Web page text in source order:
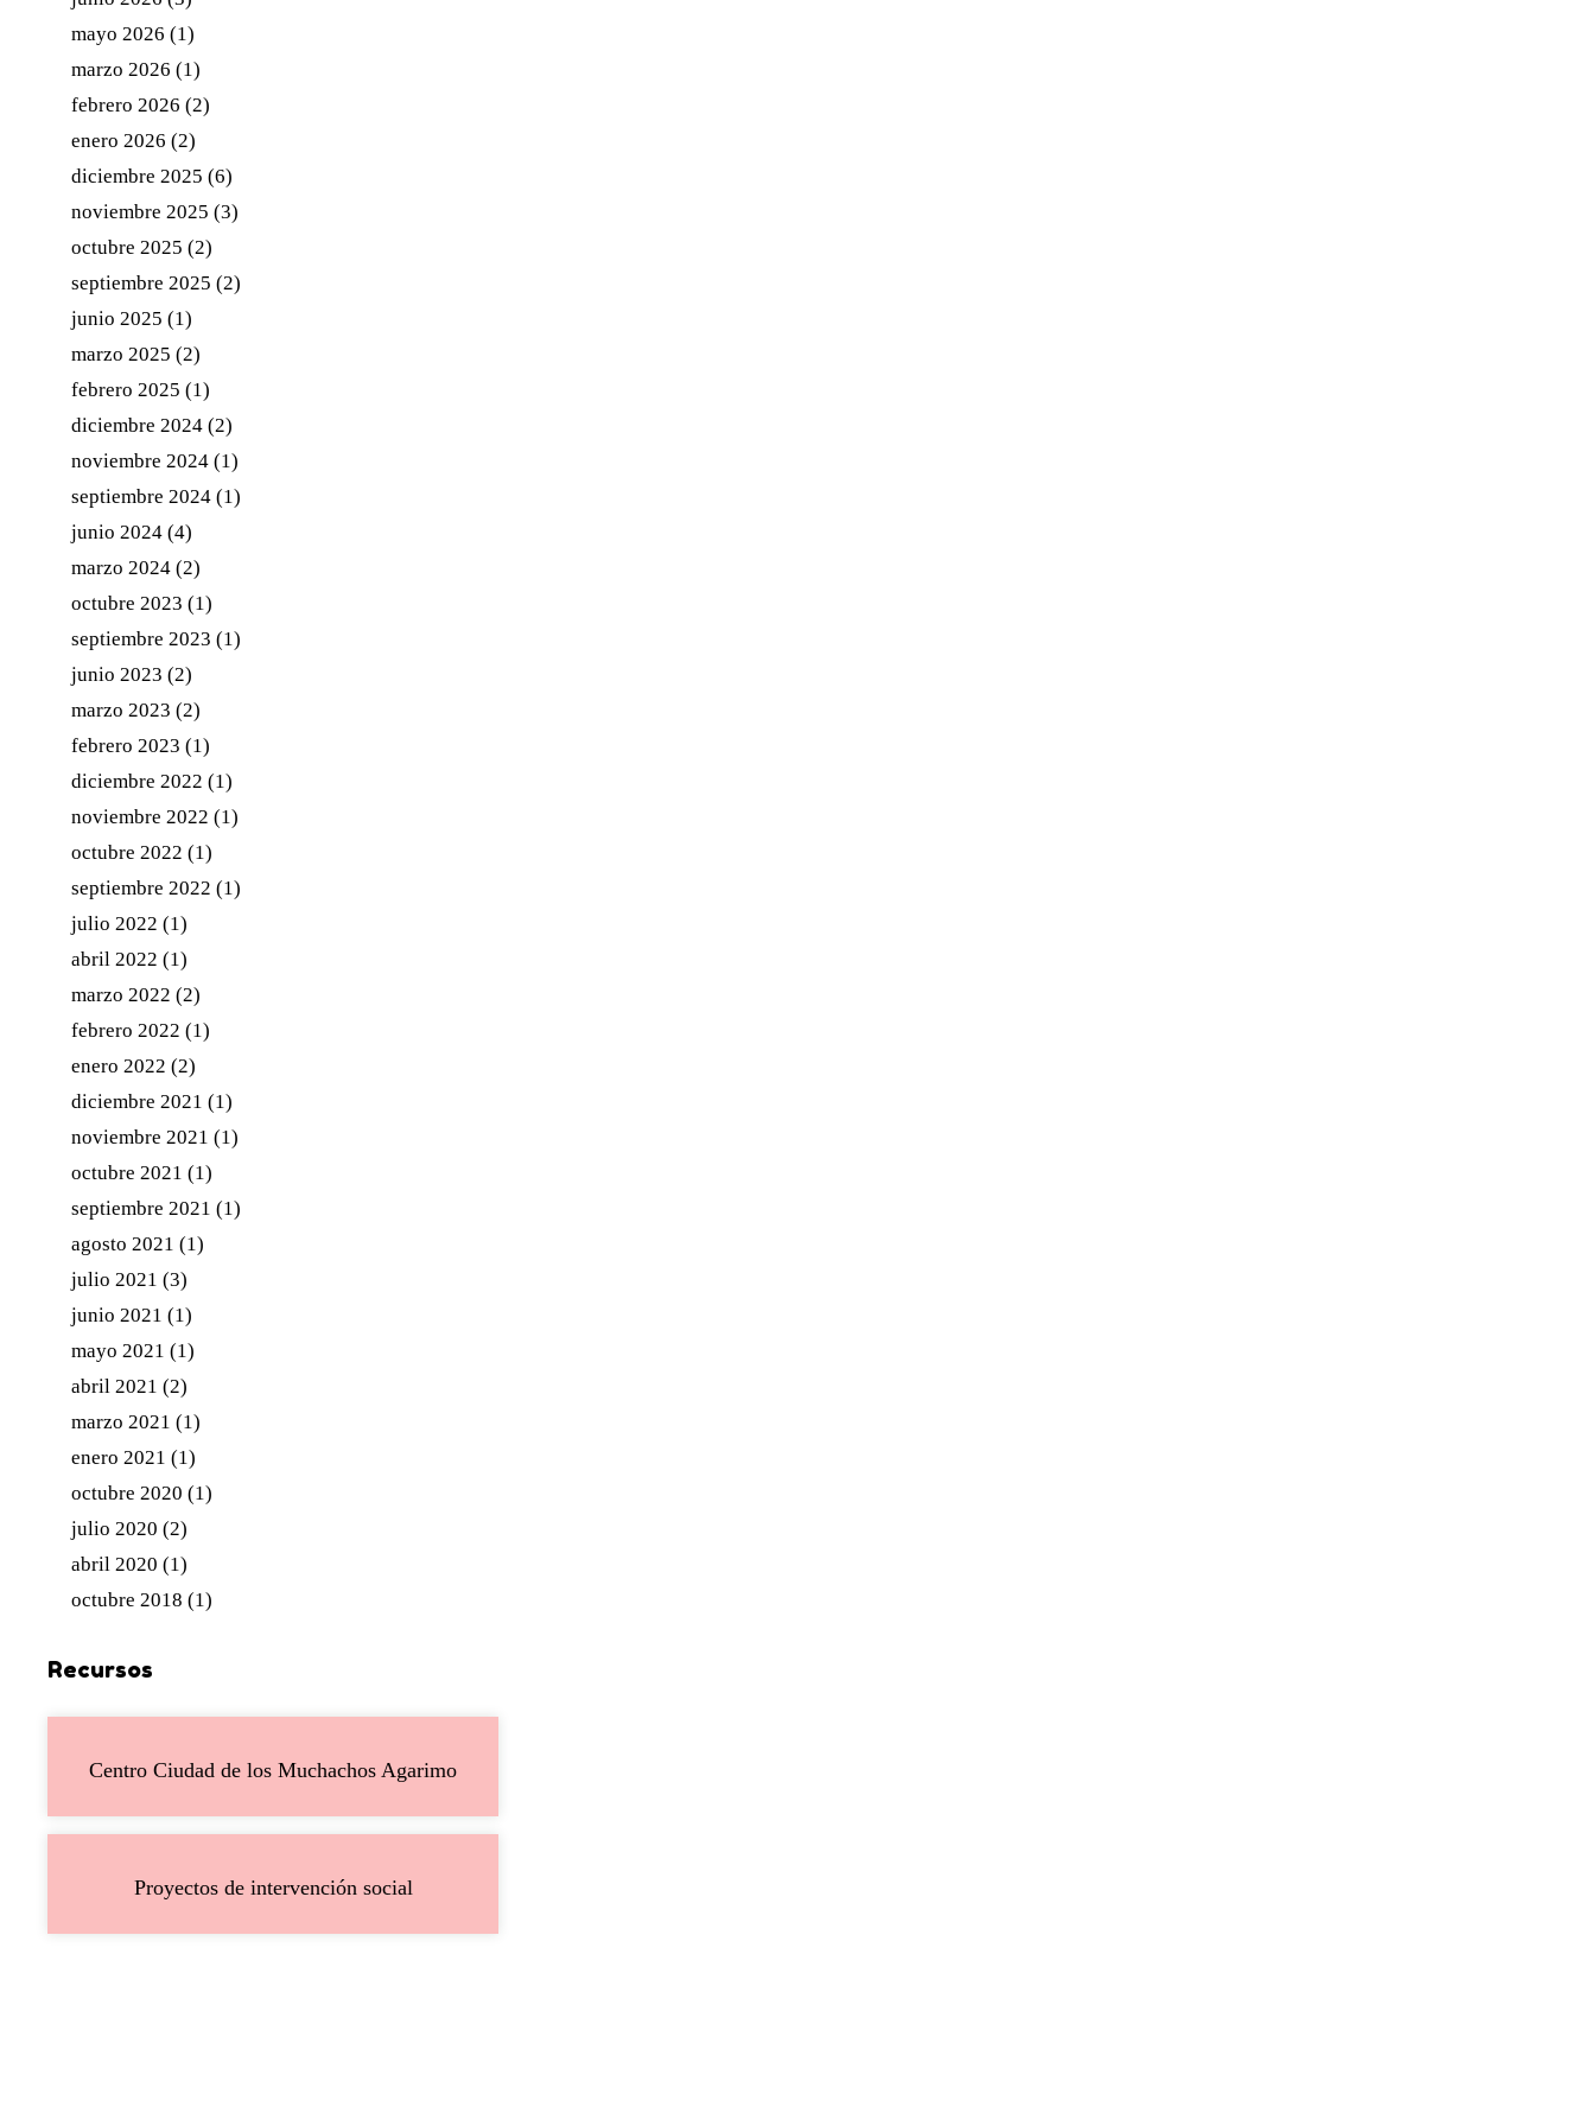
mayo 2026 (1)
marzo 2026 (1)
febrero 2026 (2)
enero 2026 (2)
diciembre 2025 (6)
noviembre 2025 (3)
octubre 2025 (2)
septiembre 2025 (2)
junio 2025 (1)
marzo 2025 (2)
febrero 2025 (1)
diciembre 2024 (2)
noviembre 2024 (1)
septiembre 2024 (1)
junio 2024 (4)
marzo 2024 (2)
octubre 2023 (1)
septiembre 2023 (1)
junio 2023 (2)
marzo 2023 (2)
febrero 2023 (1)
diciembre 2022 (1)
noviembre 2022 (1)
octubre 2022 (1)
septiembre 2022 (1)
julio 2022 (1)
abril 2022 (1)
marzo 2022 (2)
febrero 2022 (1)
enero 2022 (2)
diciembre 2021 (1)
noviembre 2021 (1)
octubre 2021 (1)
septiembre 2021 (1)
agosto 2021 (1)
julio 2021 (3)
junio 2021 (1)
mayo 2021 (1)
abril 2021 (2)
marzo 2021 (1)
enero 2021 (1)
octubre 2020 (1)
julio 2020 (2)
abril 2020 (1)
octubre 2018 (1)
Recursos
Centro Ciudad de los Muchachos Agarimo
Proyectos de intervención social